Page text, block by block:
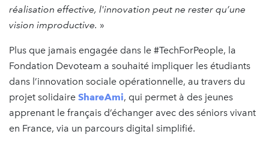
réalisation effective, l'innovation peut ne rester qu’une
vision improductive. »
Plus que jamais engagée dans le #TechForPeople, la
Fondation Devoteam a souhaité impliquer les étudiants
dans l’innovation sociale opérationnelle, au travers du
projet solidaire ShareAmi, qui permet à des jeunes
apprenant le français d’échanger avec des séniors vivant
en France, via un parcours digital simplifié.